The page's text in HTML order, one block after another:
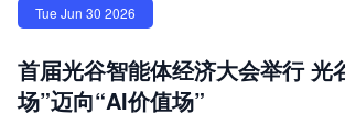
Tue Jun 30 2026
首届光谷智能体经济大会举行 光
场”迈向“AI价值场”